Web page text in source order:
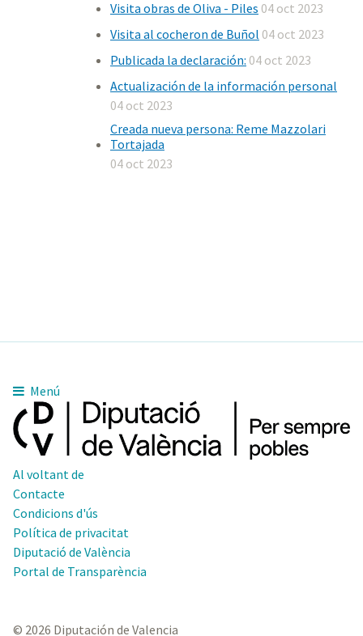
Visita obras de Oliva - Piles 04 oct 2023
Visita al cocheron de Buñol 04 oct 2023
Publicada la declaración: 04 oct 2023
Actualización de la información personal
04 oct 2023
Creada nueva persona: Reme Mazzolari
Tortajada
04 oct 2023
Menú
Al voltant de
Contacte
Condicions d'ús
Política de privacitat
Diputació de València
Portal de Transparència
© 2026 Diputación de Valencia